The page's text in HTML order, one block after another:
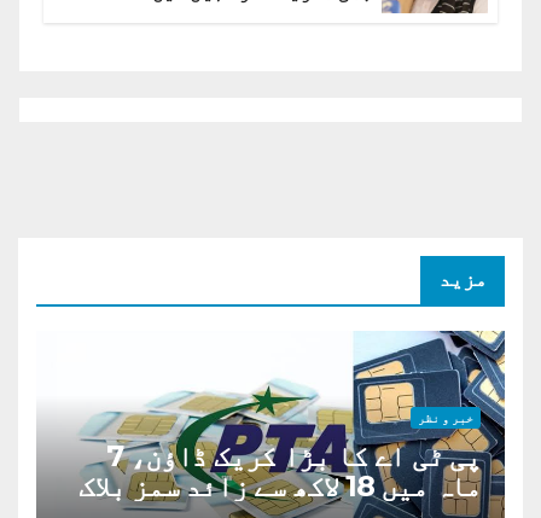
مزید
خبر و نظر
پی ٹی اے کا بڑا کریک ڈاؤن، 7
ماہ میں 18 لاکھ سے زائد سمز بلاک